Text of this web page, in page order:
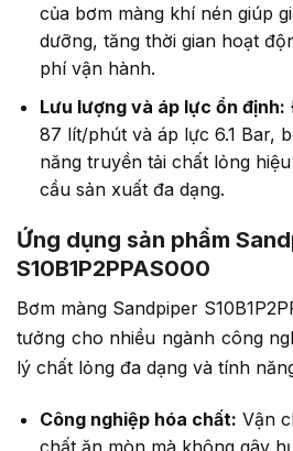
của bơm màng khí nén giúp
dưỡng, tăng thời gian hoạt
phí vận hành.
Lưu lượng và áp lực ổn định:
87 lít/phút và áp lực 6.1 Bar,
năng truyền tải chất lỏng
cầu sản xuất đa dạng.
Ứng dụng sản phẩm
S10B1P2PPAS000
Bơm màng Sandpiper
tưởng cho nhiều ngành công
lý chất lỏng đa dạng và tính
Công nghiệp hóa chất: Vận